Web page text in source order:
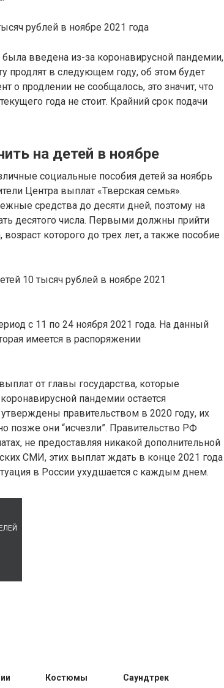
введена из-за коронавирусной пандемии,
продлят в следующем году, об этом будет
о продлении не сообщалось, это значит, что
года не стоит. Крайний срок подачи
на детей в ноябре
социальные пособия детей за ноябрь
Центра выплат «Тверская семья».
средства до десяти дней, поэтому на
десятого числа. Первыми должны прийти
которого до трех лет, а также пособие
с 11 по 24 ноября 2021 года. На данный
имеется в распоряжении
от главы государства, которые
пандемии остается
правительством в 2020 году, их
позже они “исчезли”. Правительство РФ
не предоставляя никакой дополнительной
СМИ, этих выплат ждать в конце 2021 года
в России ухудшается с каждым днем.
Костюмы Саундтрек